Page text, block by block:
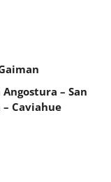
– San
Caviahue